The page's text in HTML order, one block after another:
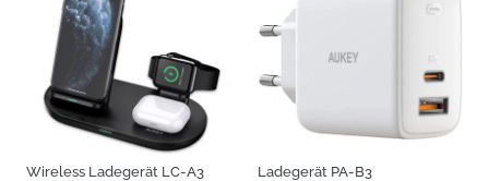
Wireless Ladegerät LC-A3
Ladegerät PA-B3